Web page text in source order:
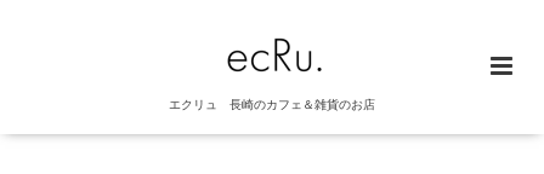
エクリュ 長崎のカフェ＆雑貨のお店